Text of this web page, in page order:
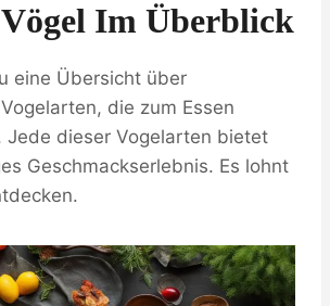
Vögel Im Überblick
eine Übersicht über
die zum Essen
Jede dieser Vogelarten bietet
Geschmackserlebnis. Es lohnt